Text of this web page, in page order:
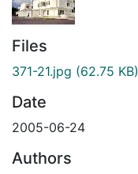
Files
371-21.jpg (62.75 KB)
Date
2005-06-24
Authors